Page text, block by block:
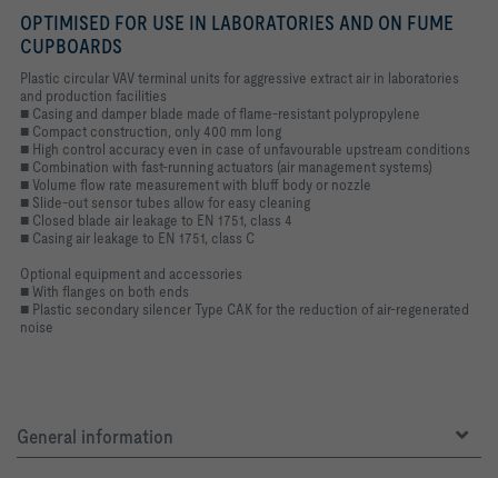
OPTIMISED FOR USE IN LABORATORIES AND ON FUME
CUPBOARDS
Plastic circular VAV terminal units for aggressive extract air in laboratories
and production facilities
■ Casing and damper blade made of flame-resistant polypropylene
■ Compact construction, only 400 mm long
■ High control accuracy even in case of unfavourable upstream conditions
■ Combination with fast-running actuators (air management systems)
■ Volume flow rate measurement with bluff body or nozzle
■ Slide-out sensor tubes allow for easy cleaning
■ Closed blade air leakage to EN 1751, class 4
■ Casing air leakage to EN 1751, class C
Optional equipment and accessories
■ With flanges on both ends
■ Plastic secondary silencer Type CAK for the reduction of air-regenerated
noise
General information